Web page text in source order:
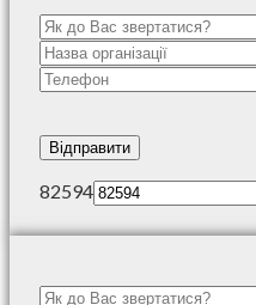
82594